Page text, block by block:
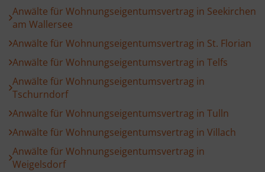
Anwälte für Wohnungseigentumsvertrag in Seekirchen
am Wallersee
Anwälte für Wohnungseigentumsvertrag in St. Florian
Anwälte für Wohnungseigentumsvertrag in Telfs
Anwälte für Wohnungseigentumsvertrag in
Tschurndorf
Anwälte für Wohnungseigentumsvertrag in Tulln
Anwälte für Wohnungseigentumsvertrag in Villach
Anwälte für Wohnungseigentumsvertrag in
Weigelsdorf